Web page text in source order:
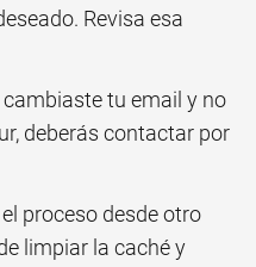
Revisa esa
cambiaste tu email y no
deberás contactar por
proceso desde otro
limpiar la caché y